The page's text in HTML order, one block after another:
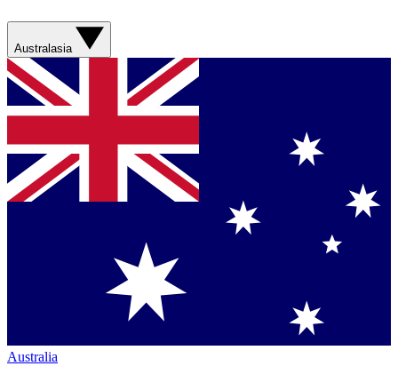
Australasia
Australia